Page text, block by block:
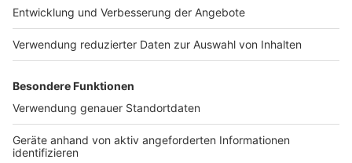
Presse
Werben
Archiv
ANTENNE BAYERN GROUP
Stiftung ANTENNE BAYERN
Verkehrs-Hotline